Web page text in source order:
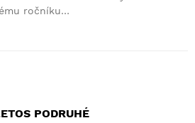
ročníku…
PODRUHÉ